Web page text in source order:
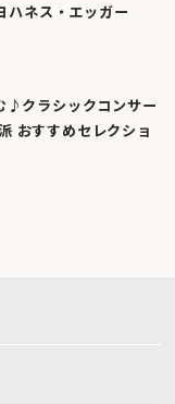
ハネス・エッガー
♪クラシックコンサー
おすすめセレクショ